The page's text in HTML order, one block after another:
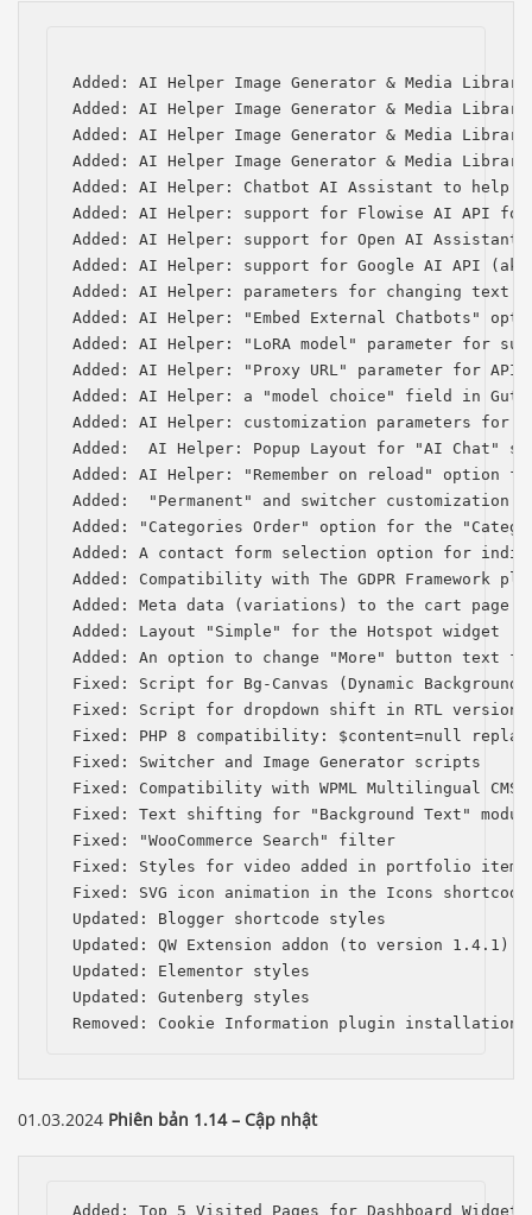
Added: AI Helper Image Generator & Media
Added: AI Helper Image Generator & Media
Added: AI Helper Image Generator & Media
Added: AI Helper Image Generator & Media
Added: AI Helper: Chatbot AI Assistant to
Added: AI Helper: support for Flowise AI API for
Added: AI Helper: support for Open AI Assistants
Added: AI Helper: support for Google AI API (aka
Added: AI Helper: parameters for changing text
Added: AI Helper: "Embed External Chatbots"
Added: AI Helper: "LoRA model" parameter for
Added: AI Helper: "Proxy URL" parameter for
Added: AI Helper: a "model choice" field in
Added: AI Helper: customization parameters for
Added:  AI Helper: Popup Layout for "AI Chat"
Added: AI Helper: "Remember on reload" option
Added:  "Permanent" and switcher customization
Added: "Categories Order" option for the
Added: A contact form selection option for
Added: Compatibility with The GDPR Framework
Added: Meta data (variations) to the cart page
Added: Layout "Simple" for the Hotspot widget
Added: An option to change "More" button text
Fixed: Script for Bg-Canvas (Dynamic
Fixed: Script for dropdown shift in RTL version
Fixed: PHP 8 compatibility: $content=null
Fixed: Switcher and Image Generator scripts
Fixed: Compatibility with WPML Multilingual
Fixed: Text shifting for "Background Text"
Fixed: "WooCommerce Search" filter
Fixed: Styles for video added in portfolio items
Fixed: SVG icon animation in the Icons shortcode
Updated: Blogger shortcode styles
Updated: QW Extension addon (to version 1.4.1)
Updated: Elementor styles
Updated: Gutenberg styles
Removed: Cookie Information plugin installation
01.03.2024 Phiên bản 1.14 – Cập nhật
Added: Top 5 Visited Pages for Dashboard Widget;